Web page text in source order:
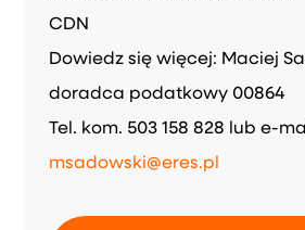
CDN
Dowiedz się więcej: Maciej
doradca podatkowy 00864
Tel. kom. 503 158 828 lub e-
msadowski@eres.pl